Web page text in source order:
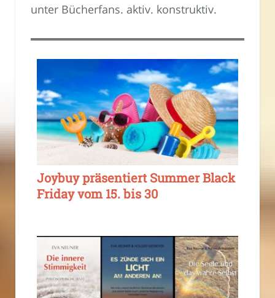
unter Bücherfans. aktiv. konstruktiv.
Joybuy präsentiert Summer Black
Friday vom 15. bis 30